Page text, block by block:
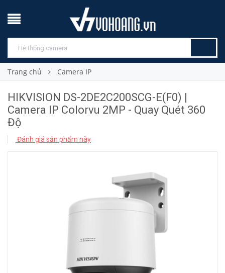
Trang chủ Camera IP
HIKVISION DS-2DE2C200SCG-E(F0) |
Camera IP Colorvu 2MP - Quay Quét 360
Độ
Đánh giá sản phẩm này